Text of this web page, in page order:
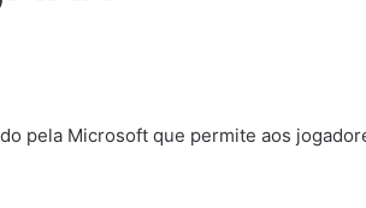
pela Microsoft que permite aos